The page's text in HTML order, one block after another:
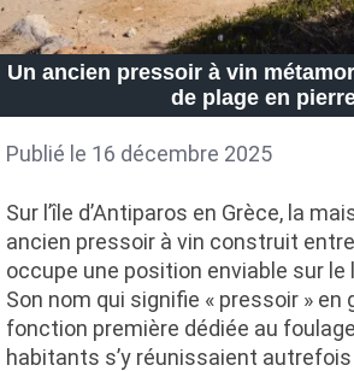
Un ancien pressoir à vin
de plage en
Publié le 16 décembre 2025
Sur l’île d’Antiparos en Grèce, la
ancien pressoir à vin construit
occupe une position enviable sur
Son nom qui signifie « pressoir » en
fonction première dédiée au
habitants s’y réunissaient